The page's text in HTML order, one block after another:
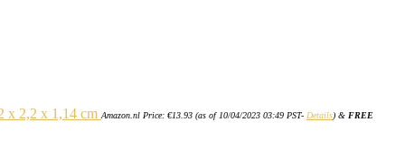
x 2,2 x 1,14 cm Amazon.nl Price: €13.93 (as of 10/04/2023 03:49 PST- Details) & FREE